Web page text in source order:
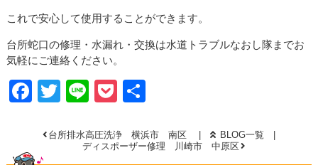
これで安心して使用することができます。
台所蛇口の修理・水漏れ・交換は水道トラブルなおし隊までお
気軽にご連絡ください。
Facebook
Twitter
LinePocket
台所排水高圧洗浄 横浜市 南区
BLOG一覧
ディスポーザー修理 川崎市 中原区